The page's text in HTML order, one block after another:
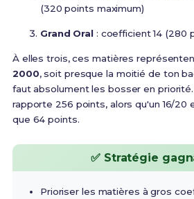
(320 points maximum)
Grand Oral: coefficient 14 (280
À elles trois, ces matières
2000, soit presque la moitié de ton
faut absolument les bosser en
rapporte 256 points, alors qu'un 16/20
que 64 points.
✅ Stratégie
Prioriser les matières à gros